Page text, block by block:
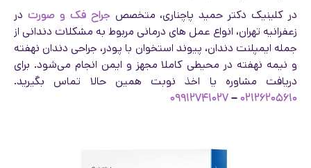
در کلینیک دکتر حمید پاچناری، متخصص جراح فک و صورت در
زعفرانیه تهران، انواع عمل های درمانی مربوط به مشکلات دندانی از
جمله ایمپلنت دندان، پیوند استخوان با پودر، جراحی دندان نهفته
و نیمه نهفته در محیطی کاملا مجهز و ایمن انجام می‌شود. برای
دریافت مشاوره یا اخذ نوبت همین حالا تماس بگیرید.
۰۲۱۲۶۲۰۵۶۱۰–۰۹۹۱۲۷۴۱۰۲۷